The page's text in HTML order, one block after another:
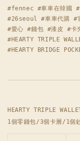
#fennec #車車在韓國 #
#26seoul #車車代購 #
#愛心 #錢包 #漆皮 #卡
#HEARTY TRIPLE
#HEARTY BRIDGE
HEARTY TRIPLE
1個零錢包/3個卡層/1個